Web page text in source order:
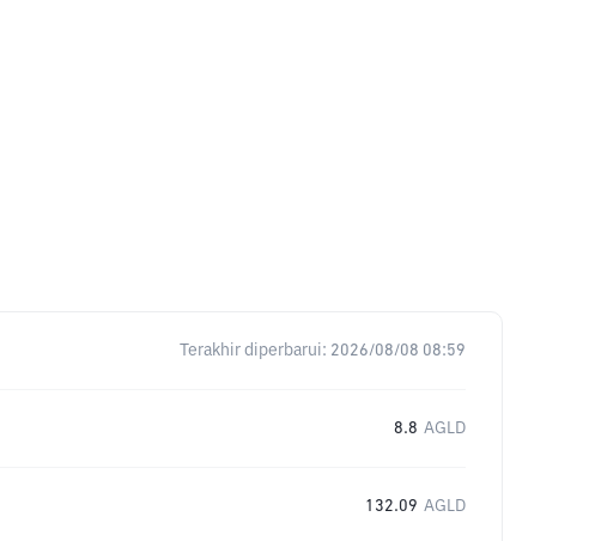
Terakhir diperbarui: 2026/08/08 08:59
8.8 AGLD
132.09 AGLD